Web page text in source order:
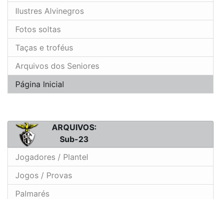
Ilustres Alvinegros
Fotos soltas
Taças e troféus
Arquivos dos Seniores
Página Inicial
ARQUIVOS:
Sub-23
Jogadores / Plantel
Jogos / Provas
Palmarés